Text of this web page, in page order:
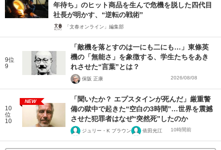
年待ち」のヒット商品を生んで危機を脱した四代目
社長が明かす、“逆転の戦術”
「文春オンライン」編集部
9位
9
「敵機を落とすのは一にも二にも…」東條英
機の「無能さ」を象徴する、学生たちをあき
れさせた“言葉”とは？
保阪 正康 2026/08/08
10
位
10
NEW
「聞いたか？ エプスタインが死んだ」厳重警
備の獄中で起きた“空白の3時間”…世界を震撼
させた犯罪者はなぜ“突然死”したのか
ジュリー・K ブラウン 依田光江 10時間前